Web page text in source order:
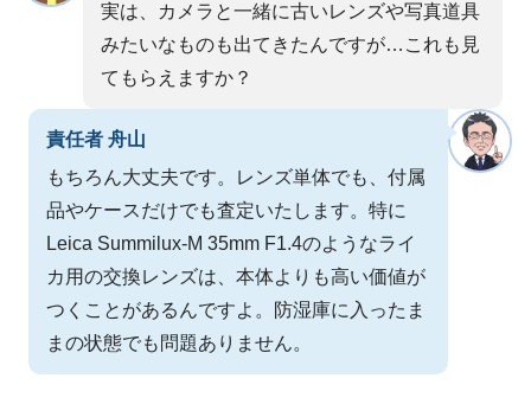
実は、カメラと一緒に古いレンズや写真道具
みたいなものも出てきたんですが…これも見
てもらえますか？
責任者 舟山
もちろん大丈夫です。レンズ単体でも、付属
品やケースだけでも査定いたします。特に
Leica Summilux-M 35mm F1.4のようなライ
カ用の交換レンズは、本体よりも高い価値が
つくことがあるんですよ。防湿庫に入ったま
まの状態でも問題ありません。